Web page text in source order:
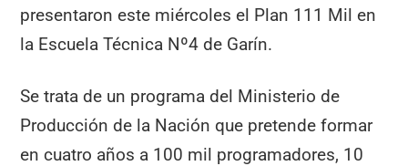
presentaron este miércoles el Plan 111 Mil en
la Escuela Técnica Nº4 de Garín.
Se trata de un programa del Ministerio de
Producción de la Nación que pretende formar
en cuatro años a 100 mil programadores, 10